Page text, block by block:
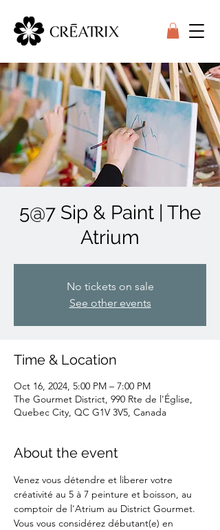
5@7 Sip & Paint | The
Atrium
No tickets on sale
See other events
Time & Location
Oct 16, 2024, 5:00 PM – 7:00 PM
The Gourmet District, 990 Rte de l'Église,
Quebec City, QC G1V 3V5, Canada
About the event
Venez vous détendre et liberer votre
créativité au 5 à 7 peinture et boisson, au
comptoir de l'Atrium au District Gourmet.
Vous vous considérez débutant(e) en